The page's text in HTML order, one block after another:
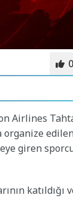
0
Airlines
organize
giren
katıldığı